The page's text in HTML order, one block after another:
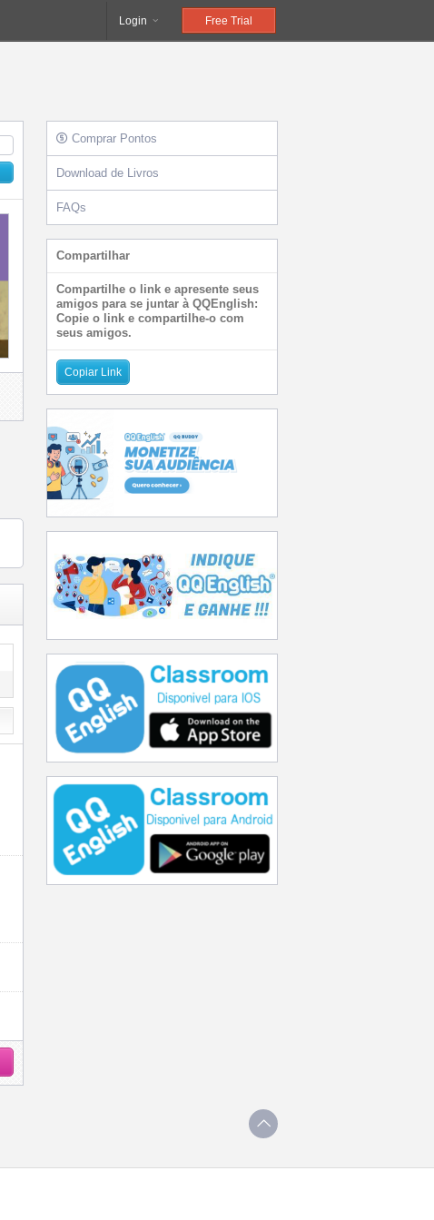
Login Free Trial
10/8
Seg
11/8
Ter Qua
Comprar Pontos
Download de Livros
FAQs
Compartilhar
Compartilhe o link e apresente seus
amigos para se juntar à QQEnglish:
Copie o link e compartilhe-o com
seus amigos.
Copiar Link